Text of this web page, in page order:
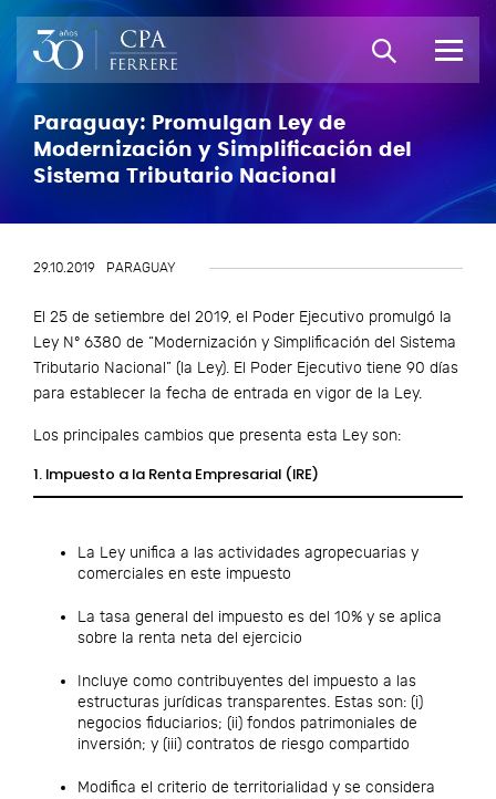
Paraguay: Promulgan Ley de
Modernización y Simplificación del
Sistema Tributario Nacional
29.10.2019 PARAGUAY
El 25 de setiembre del 2019, el Poder Ejecutivo promulgó la
Ley N° 6380 de “Modernización y Simplificación del Sistema
Tributario Nacional” (la Ley). El Poder Ejecutivo tiene 90 días
para establecer la fecha de entrada en vigor de la Ley.
Los principales cambios que presenta esta Ley son:
1. Impuesto a la Renta Empresarial (IRE)
La Ley unifica a las actividades agropecuarias y
comerciales en este impuesto
La tasa general del impuesto es del 10% y se aplica
sobre la renta neta del ejercicio
Incluye como contribuyentes del impuesto a las
estructuras jurídicas transparentes. Estas son: (i)
negocios fiduciarios; (ii) fondos patrimoniales de
inversión; y (iii) contratos de riesgo compartido
Modifica el criterio de territorialidad y se considera